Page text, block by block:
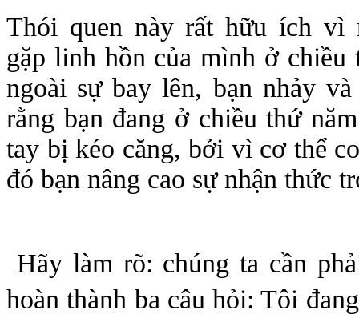
Thói quen này rất hữu ích
gặp linh hồn của mình ở
ngoài sự bay lên, bạn nhảy
rằng bạn đang ở chiều thứ
tay bị kéo căng, bởi vì cơ thể
đó bạn nâng cao sự nhận thức
Hãy làm rõ: chúng ta cần
hoàn thành ba câu hỏi: Tôi